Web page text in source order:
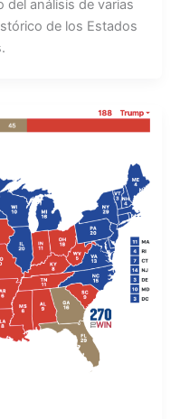
del análisis de varias
de los Estados